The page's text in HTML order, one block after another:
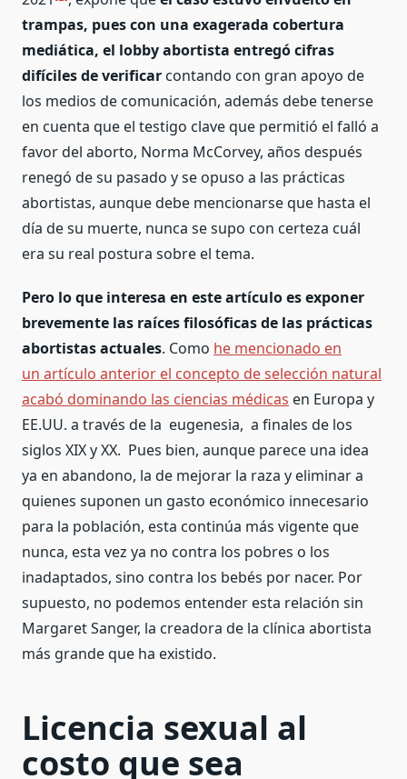
trampas, pues con una exagerada cobertura
mediática, el lobby abortista entregó cifras
difíciles de verificar contando con gran apoyo de
los medios de comunicación, además debe tenerse
en cuenta que el testigo clave que permitió el falló a
favor del aborto, Norma McCorvey, años después
renegó de su pasado y se opuso a las prácticas
abortistas, aunque debe mencionarse que hasta el
día de su muerte, nunca se supo con certeza cuál
era su real postura sobre el tema.
Pero lo que interesa en este artículo es exponer
brevemente las raíces filosóficas de las prácticas
abortistas actuales. Como he mencionado en
un artículo anterior el concepto de selección natural
acabó dominando las ciencias médicas en Europa y
EE.UU. a través de la eugenesia, a finales de los
siglos XIX y XX. Pues bien, aunque parece una idea
ya en abandono, la de mejorar la raza y eliminar a
quienes suponen un gasto económico innecesario
para la población, esta continúa más vigente que
nunca, esta vez ya no contra los pobres o los
inadaptados, sino contra los bebés por nacer. Por
supuesto, no podemos entender esta relación sin
Margaret Sanger, la creadora de la clínica abortista
más grande que ha existido.
Licencia sexual al
costo que sea